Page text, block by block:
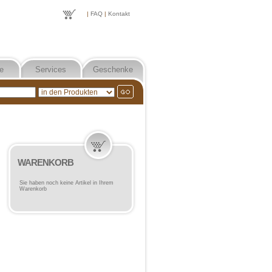
Services Geschenke
| FAQ| Kontakt
WARENKORB
Sie haben noch keine Artikel in Ihrem
Warenkorb